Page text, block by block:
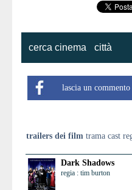
cerca cinema città
lascia un commento
trailers dei film trama cast
Dark Shadows
regia : tim burton